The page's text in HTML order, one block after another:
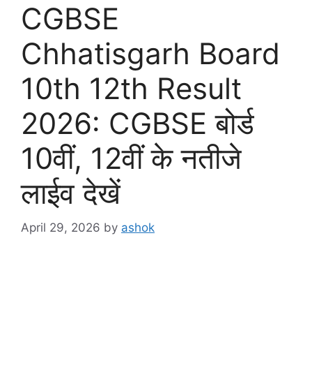
CGBSE
Chhatisgarh Board
10th 12th Result
2026: CGBSE बोर्ड
10वीं, 12वीं के नतीजे
लाईव देखें
April 29, 2026 by ashok